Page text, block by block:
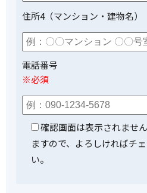
住所4（マンション・建物名）
電話番号
※必須
確認画面は表示されませ
ますので、よろしければチ
い。